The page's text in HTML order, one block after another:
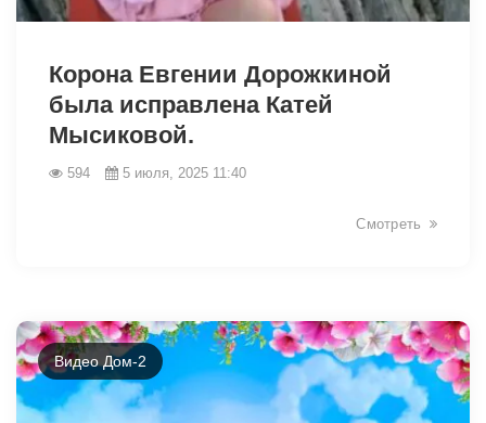
Корона Евгении Дорожкиной
была исправлена Катей
Мысиковой.
594 5 июля, 2025 11:40
Смотреть
Видео Дом-2